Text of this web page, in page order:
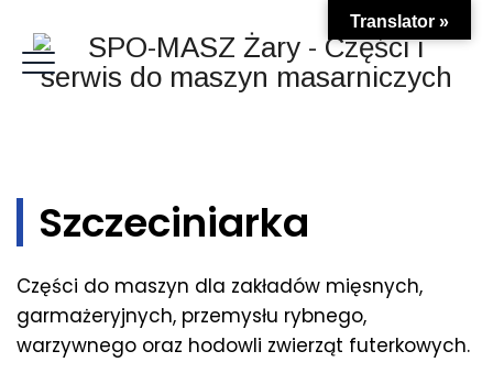
Szczeciniarka
Części do maszyn dla zakładów mięsnych,
garmażeryjnych, przemysłu rybnego,
warzywnego oraz hodowli zwierząt futerkowych.
Translator »